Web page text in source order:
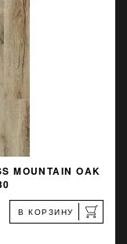
MOUNTAIN OAK
В КОРЗИНУ